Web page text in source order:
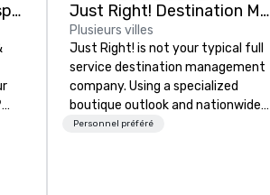
Dreamride Luxury Transportation Just Right! Destination Management
Plusieurs villes
Just Right! is not your typical full
service destination management
company. Using a specialized
boutique outlook and nationwide
service, we provide truly client-
Personnel préféré